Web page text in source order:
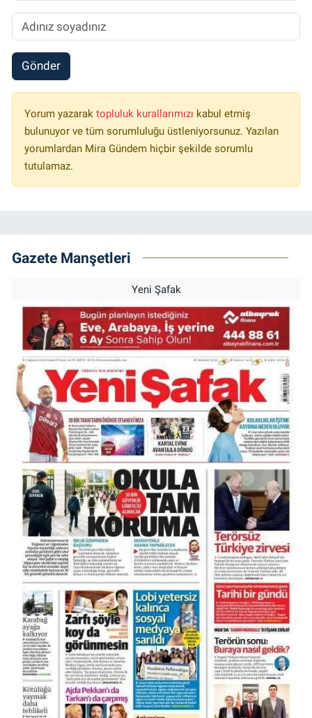
Gönder
Yorum yazarak topluluk kurallarımızı kabul etmiş
bulunuyor ve tüm sorumluluğu üstleniyorsunuz. Yazılan
yorumlardan Mira Gündem hiçbir şekilde sorumlu
tutulamaz.
Gazete Manşetleri
Yeni Şafak